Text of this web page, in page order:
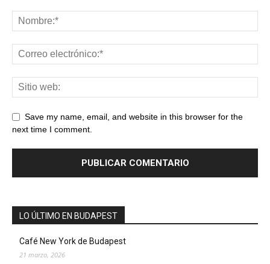
Save my name, email, and website in this browser for the
next time I comment.
LO ÚLTIMO EN BUDAPEST
Café New York de Budapest
21 marzo, 2026